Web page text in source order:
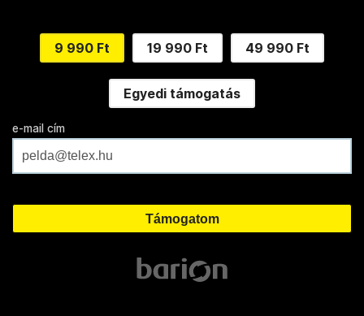
9 990 Ft 19 990 Ft 49 990 Ft
Egyedi támogatás
e-mail cím